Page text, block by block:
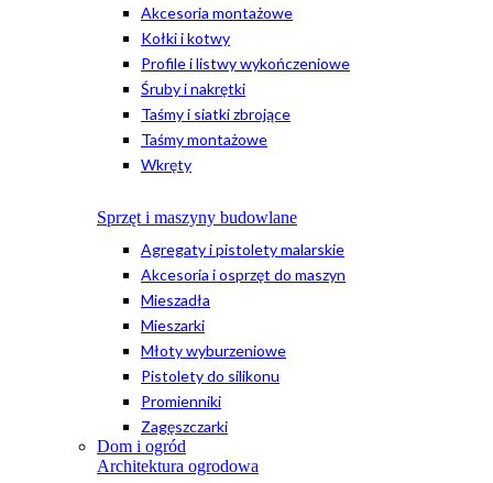
Akcesoria montażowe
Kołki i kotwy
Profile i listwy wykończeniowe
Śruby i nakrętki
Taśmy i siatki zbrojące
Taśmy montażowe
Wkręty
Sprzęt i maszyny budowlane
Agregaty i pistolety malarskie
Akcesoria i osprzęt do maszyn
Mieszadła
Mieszarki
Młoty wyburzeniowe
Pistolety do silikonu
Promienniki
Zagęszczarki
Dom i ogród
Architektura ogrodowa